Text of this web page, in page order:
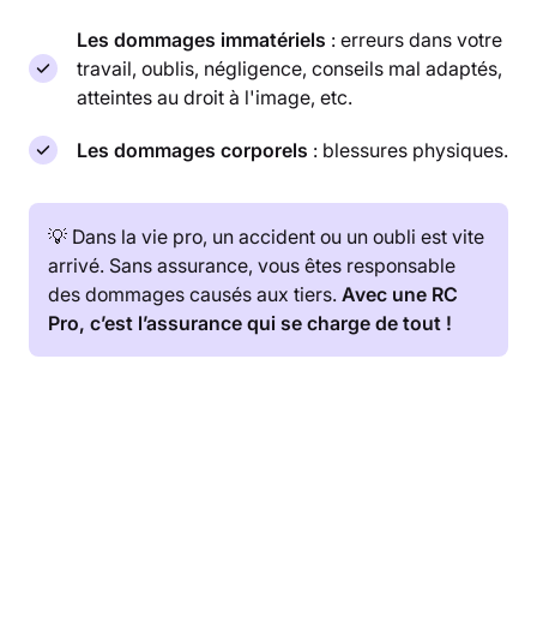
Les dommages immatériels : erreurs dans votre
travail, oublis, négligence, conseils mal adaptés,
atteintes au droit à l'image, etc.
Les dommages corporels : blessures physiques.
💡 Dans la vie pro, un accident ou un oubli est vite
arrivé. Sans assurance, vous êtes responsable
des dommages causés aux tiers. Avec une RC
Pro, c’est l’assurance qui se charge de tout !